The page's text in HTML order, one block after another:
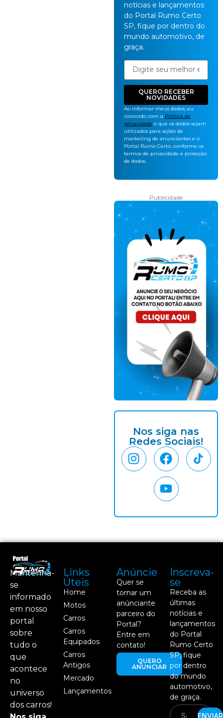
notícias e lançamentos
do Portal Rumo Certo
SP, fique por dentro do
mundo automotivo, de
graça.
QUERO RECEBER
NOVIDADES
Ao informar meus dados, eu
concordo com a Política de
privacidade e que os dados sejam
utilizados para ações de
marketing de anunciantes e o
Portal Rumo Certo, conforme os
termos de privacidade e proteção
de dados.
Publicidade
Nos siga nas
Redes Sociais!
Mantenha-
se
informado
em nosso
portal
sobre
tudo o
que
acontece
no
universo
dos carros!
Links
Úteis
Home
Motos
Carros
Carros
Equipados
Carros
Antigos
Mercado
Lançamentos
Anúncie
Quer se
tornar um
anúnciante
parceiro do
Portal?
Entre em
contato!
QUERO
ANUNCIAR
Inscreva-
se
Receba as
últimas
notícias e
lançamentos
do Portal
Rumo Certo
SP, fique
por dentro
do mundo
automotivo,
de graça.
ENVIAR